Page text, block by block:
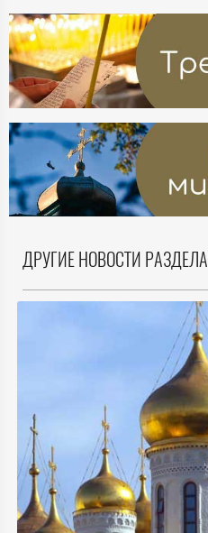
ДРУГИЕ НОВОСТИ РАЗДЕЛА